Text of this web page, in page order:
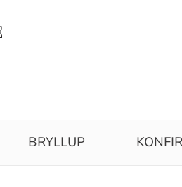
BRYLLUP